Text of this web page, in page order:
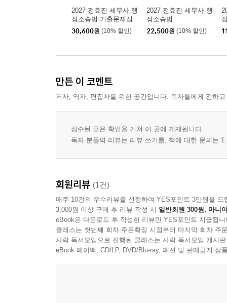
2027 전효진 세무사 행
정소송법 기출문제집
30,600원 (10% 할인)
2027 전효진 세무사 행
정소송법
22,500원 (10% 할인)
만든 이 코멘트
저자, 역자, 편집자를 위한 공간입니다. 독자들에게 전하
접수된 글은 확인을 거쳐 이 곳에 게재됩니다.
독자 분들의 리뷰는 리뷰 쓰기를, 책에 대한 문의는
회원리뷰 (1건)
매주 10건의 우수리뷰를 선정하여 YES포인트 3만원을 드
3,000원 이상 구매 후 리뷰 작성 시 일반회원 300원, 마니
eBook은 다운로드 후 작성한 리뷰만 YES포인트 지급됩니
클래스는 첫번째 회차 주문확정 시점부터 마지막 회차 주
사락 독서모임으로 진행된 클래스는 사락 독서모임 게시
eBook 페이백, CD/LP, DVD/Blu-ray, 패션 및 판매금지 상